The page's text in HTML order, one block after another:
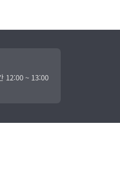
12:00 ~ 13:00